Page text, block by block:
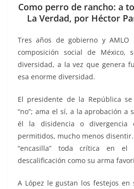
c
e
b
o
o
k
itt
er
ai
l
at
s
A
p
p
ss
e
n
g
Como perro de rancho: a
La Verdad, por Héctor
Tres años de gobierno y
composición social de México,
diversidad, a la vez que genera
esa enorme diversidad.
El presidente de la República
“no”; ama el sí, a la aprobación a
él la disidencia o divergencia
permitidos, mucho menos
“encasilla” toda crítica en el
descalificación como su arma
A López le gustan los festejos